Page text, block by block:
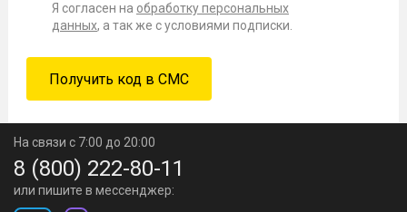
Я согласен на обработку персональных
данных, а так же с условиями подписки.
На связи с 7:00 до 20:00
8 (800) 222-80-11
или пишите в мессенджер: